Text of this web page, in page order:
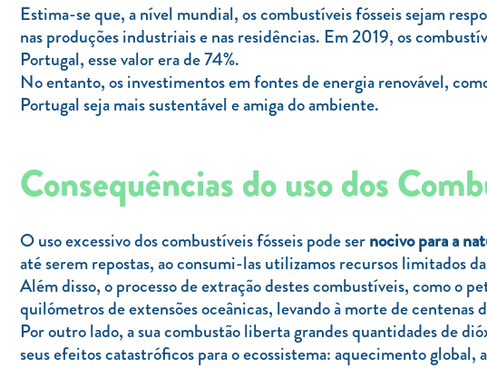
Estima-se que, a nível mundial, os combustíveis fósseis sejam
nas produções industriais e nas residências. Em 2019, os
Portugal, esse valor era de 74%.
No entanto, os investimentos em fontes de energia renovável,
Portugal seja mais sustentável e amiga do ambiente.
Consequências do uso dos
O uso excessivo dos combustíveis fósseis pode sernocivo para a
até serem repostas, ao consumi-las utilizamos recursos limitados
Além disso, o processo de extração destes combustíveis, como o
quilómetros de extensões oceânicas, levando à morte de centenas
Por outro lado, a sua combustão liberta grandes quantidades de
seus efeitos catastróficos para o ecossistema: aquecimento